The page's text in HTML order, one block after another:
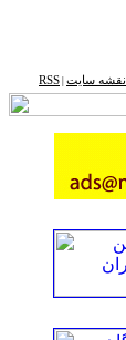
نقشه ‌سایت RSS